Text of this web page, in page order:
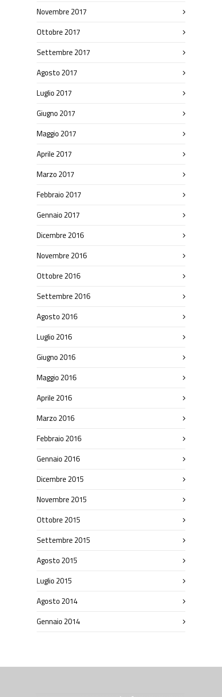
Novembre 2017
Ottobre 2017
Settembre 2017
Agosto 2017
Luglio 2017
Giugno 2017
Maggio 2017
Aprile 2017
Marzo 2017
Febbraio 2017
Gennaio 2017
Dicembre 2016
Novembre 2016
Ottobre 2016
Settembre 2016
Agosto 2016
Luglio 2016
Giugno 2016
Maggio 2016
Aprile 2016
Marzo 2016
Febbraio 2016
Gennaio 2016
Dicembre 2015
Novembre 2015
Ottobre 2015
Settembre 2015
Agosto 2015
Luglio 2015
Agosto 2014
Gennaio 2014